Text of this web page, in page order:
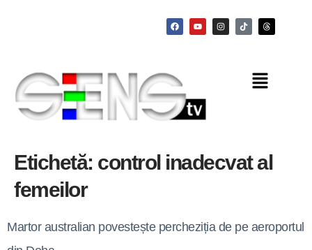
Etichetă: control inadecvat al
femeilor
Martor australian povestește percheziția de pe aeroportul